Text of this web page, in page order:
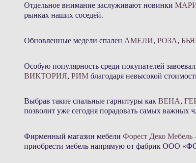
Отдельное внимание заслуживают новинки
рынках наших соседей.
Обновленные медели спален АМЕЛИ, РОЗА,
Особую популярность среди покупателей
ВИКТОРИЯ, РИМ благодаря невысокой
Выбрав такие спальные гарнитуры как ВЕНА,
позволит уже сегодня порадовать самых важных
Фирменный магазин мебели Форест Деко Мебель
приобрести мебель напрямую от фабрик ООО